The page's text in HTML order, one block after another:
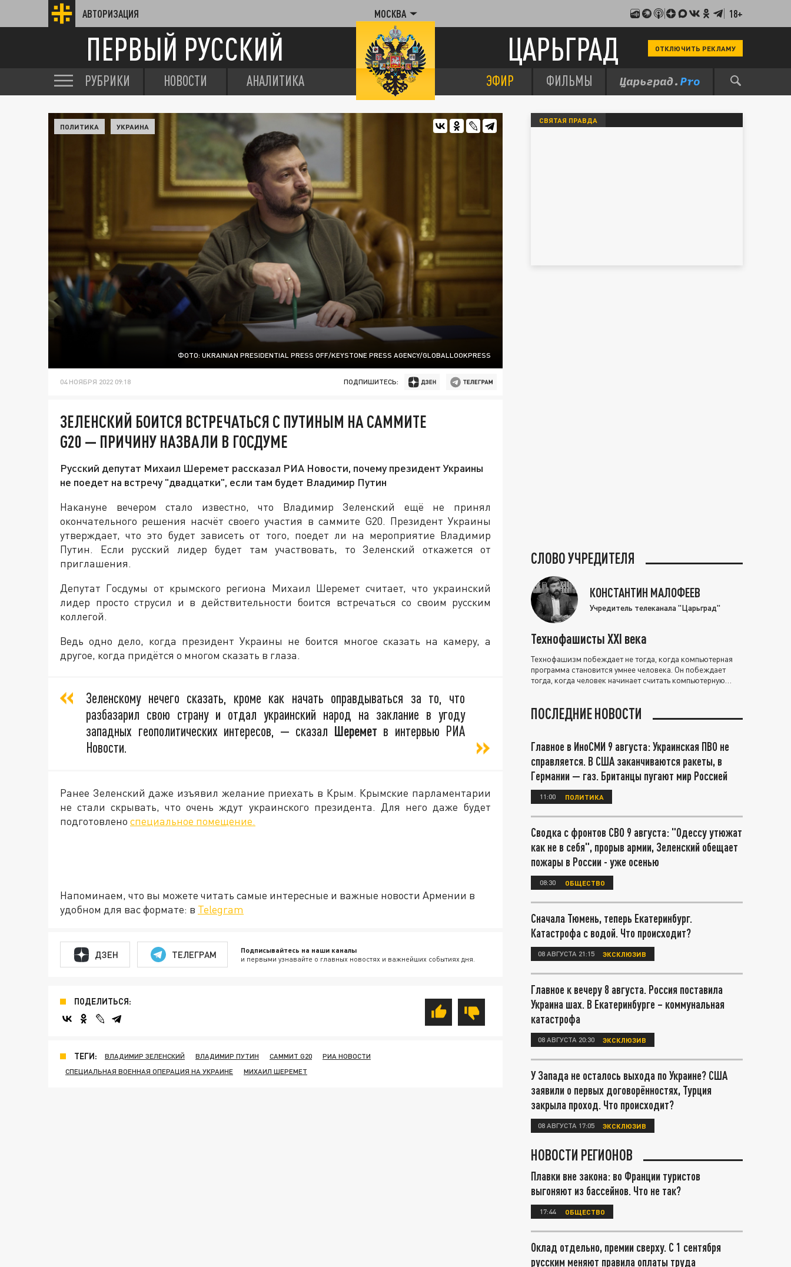
АВТОРИЗАЦИЯ МОСКВА 18+
ПЕРВЫЙ РУССКИЙ ЦАРЬГРАД ОТКЛЮЧИТЬ РЕКЛАМУ
РУБРИКИ НОВОСТИ АНАЛИТИКА ЭФИР ФИЛЬМЫ
ФОТО: UKRAINIAN PRESIDENTIAL PRESS OFF/KEYSTONE PRESS AGENCY/GLOBALLOOKPRESS
ПОЛИТИКА УКРАИНА
04 НОЯБРЯ 2022 09:18 ПОДПИШИТЕСЬ:
ЗЕЛЕНСКИЙ БОИТСЯ ВСТРЕЧАТЬСЯ С ПУТИНЫМ НА САММИТЕ
G20 — ПРИЧИНУ НАЗВАЛИ В ГОСДУМЕ
Русский депутат Михаил Шеремет рассказал РИА Новости, почему президент Украины
не поедет на встречу "двадцатки", если там будет Владимир Путин
Накануне вечером стало известно, что Владимир Зеленский ещё не принял
окончательного решения насчёт своего участия в саммите G20. Президент Украины
утверждает, что это будет зависеть от того, поедет ли на мероприятие Владимир
Путин. Если русский лидер будет там участвовать, то Зеленский откажется от
приглашения.
Депутат Госдумы от крымского региона Михаил Шеремет считает, что украинский
лидер просто струсил и в действительности боится встречаться со своим русским
коллегой.
Ведь одно дело, когда президент Украины не боится многое сказать на камеру, а
другое, когда придётся о многом сказать в глаза.
Зеленскому нечего сказать, кроме как начать оправдываться за то, что
разбазарил свою страну и отдал украинский народ на заклание в угоду
западных геополитических интересов, — сказал Шеремет в интервью РИА
Новости.
Ранее Зеленский даже изъявил желание приехать в Крым. Крымские парламентарии
не стали скрывать, что очень ждут украинского президента. Для него даже будет
подготовлено специальное помещение.
Напоминаем, что вы можете читать самые интересные и важные новости Армении в
удобном для вас формате: в Telegram
ДЗЕН ТЕЛЕГРАМ Подписывайтесь на наши каналы
и первыми узнавайте о главных новостях и важнейших событиях дня.
ПОДЕЛИТЬСЯ:
ТЕГИ: ВЛАДИМИР ЗЕЛЕНСКИЙ ВЛАДИМИР ПУТИН САММИТ G20
РИА НОВОСТИ
СПЕЦИАЛЬНАЯ ВОЕННАЯ ОПЕРАЦИЯ НА УКРАИНЕ
МИХАИЛ ШЕРЕМЕТ
СВЯТАЯ ПРАВДА
СЛОВО УЧРЕДИТЕЛЯ
КОНСТАНТИН МАЛОФЕЕВ
Учредитель телеканала "Царьград"
Технофашисты XXI века
Технофашизм побеждает не тогда, когда компьютерная
программа становится умнее человека. Он побеждает
тогда, когда человек начинает считать компьютерную
ПОСЛЕДНИЕ НОВОСТИ
Главное в ИноСМИ 9 августа: Украинская ПВО не
справляется. В США заканчиваются ракеты, в
Германии — газ. Британцы пугают мир Россией
11:00 ПОЛИТИКА
Сводка с фронтов СВО 9 августа: "Одессу утюжат
как не в себя", прорыв армии, Зеленский обещает
пожары в России - уже осенью
08:30 ОБЩЕСТВО
Сначала Тюмень, теперь Екатеринбург.
Катастрофа с водой. Что происходит?
08 АВГУСТА 21:15 ЭКСКЛЮЗИВ
Главное к вечеру 8 августа. Россия поставила
Украина шах. В Екатеринбурге – коммунальная
катастрофа
08 АВГУСТА 20:30 ЭКСКЛЮЗИВ
У Запада не осталось выхода по Украине? США
заявили о первых договорённостях, Турция
закрыла проход. Что происходит?
08 АВГУСТА 17:05 ЭКСКЛЮЗИВ
НОВОСТИ РЕГИОНОВ
Плавки вне закона: во Франции туристов
выгоняют из бассейнов. Что не так?
17:44 ОБЩЕСТВО
Оклад отдельно, премии сверху. С 1 сентября
русским меняют правила оплаты труда